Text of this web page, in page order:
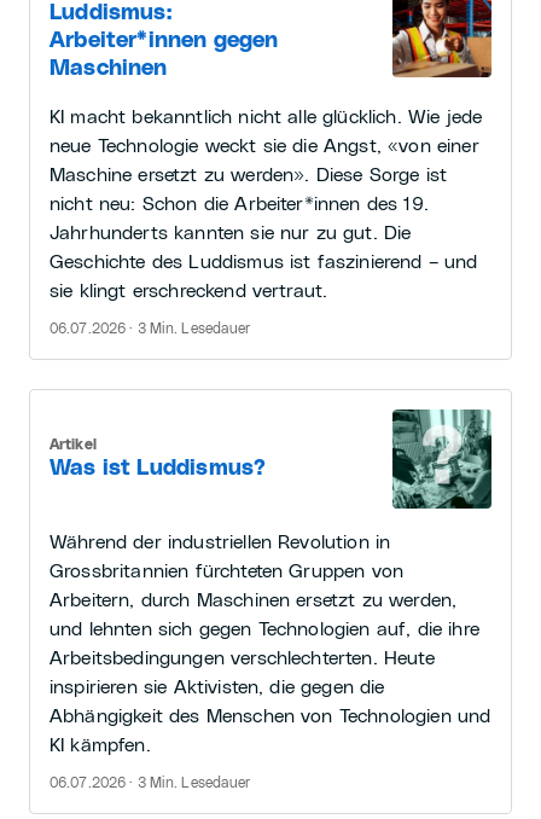
Luddismus:
Arbeiter*innen gegen
Maschinen
KI macht bekanntlich nicht alle glücklich. Wie jede
neue Technologie weckt sie die Angst, «von einer
Maschine ersetzt zu werden». Diese Sorge ist
nicht neu: Schon die Arbeiter*innen des 19.
Jahrhunderts kannten sie nur zu gut. Die
Geschichte des Luddismus ist faszinierend – und
sie klingt erschreckend vertraut.
06.07.2026 · 3 Min. Lesedauer
Was ist Luddismus?
Artikel
Während der industriellen Revolution in
Grossbritannien fürchteten Gruppen von
Arbeitern, durch Maschinen ersetzt zu werden,
und lehnten sich gegen Technologien auf, die ihre
Arbeitsbedingungen verschlechterten. Heute
inspirieren sie Aktivisten, die gegen die
Abhängigkeit des Menschen von Technologien und
KI kämpfen.
06.07.2026 · 3 Min. Lesedauer